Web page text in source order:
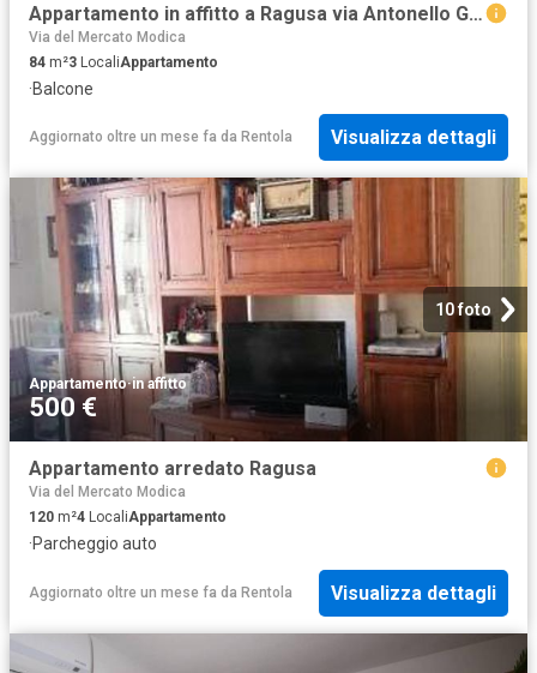
Appartamento in affitto a Ragusa via Antonello Gagini, 45, non arredato/vuoto, senza ascensore, balcone TrovaCasa
Via del Mercato Modica
84 m²3 LocaliAppartamento
·Balcone
Aggiornato oltre un mese fa da Rentola Visualizza dettagli
10 foto
Appartamento·in affitto
500 €
Appartamento arredato Ragusa
Via del Mercato Modica
120 m²4 LocaliAppartamento
·Parcheggio auto
Aggiornato oltre un mese fa da Rentola Visualizza dettagli